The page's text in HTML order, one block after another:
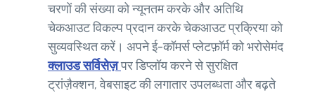
चरणों की संख्या को न्यूनतम करके और अतिथि
चेकआउट विकल्प प्रदान करके चेकआउट प्रक्रिया को
सुव्यवस्थित करें। अपने ई-कॉमर्स प्लेटफ़ॉर्म को भरोसेमंद
क्लाउड सर्विसेज़पर डिप्लॉय करने से सुरक्षित
ट्रांज़ैक्शन, वेबसाइट की लगातार उपलब्धता और बढ़ते